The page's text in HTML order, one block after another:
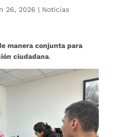
26, 2026 | Noticias
manera conjunta para
ciudadana.